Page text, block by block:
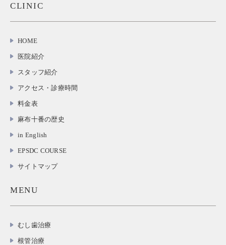
CLINIC
HOME
医院紹介
スタッフ紹介
アクセス・診療時間
料金表
麻布十番の歴史
in English
EPSDC COURSE
サイトマップ
MENU
むし歯治療
根管治療